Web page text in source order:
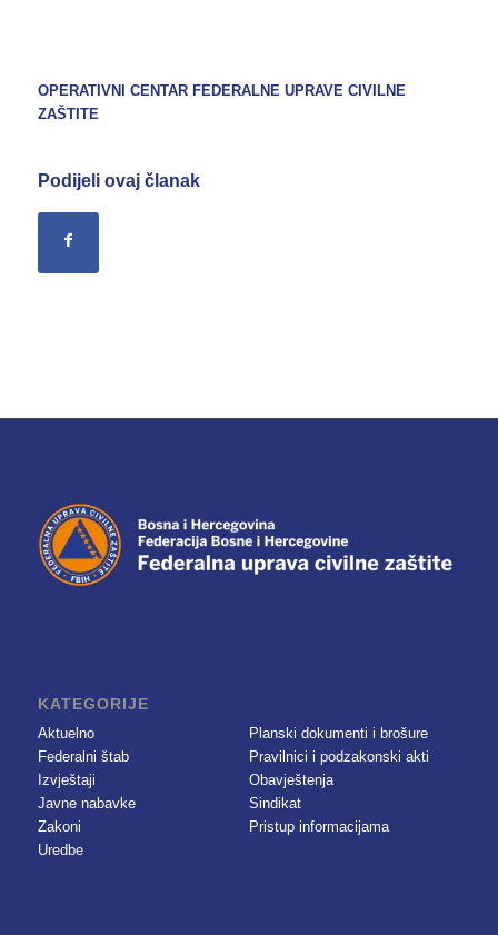
OPERATIVNI CENTAR FEDERALNE UPRAVE CIVILNE
ZAŠTITE
Podijeli ovaj članak
KATEGORIJE
Aktuelno
Federalni štab
Izvještaji
Javne nabavke
Zakoni
Uredbe
Planski dokumenti i brošure
Pravilnici i podzakonski akti
Obavještenja
Sindikat
Pristup informacijama